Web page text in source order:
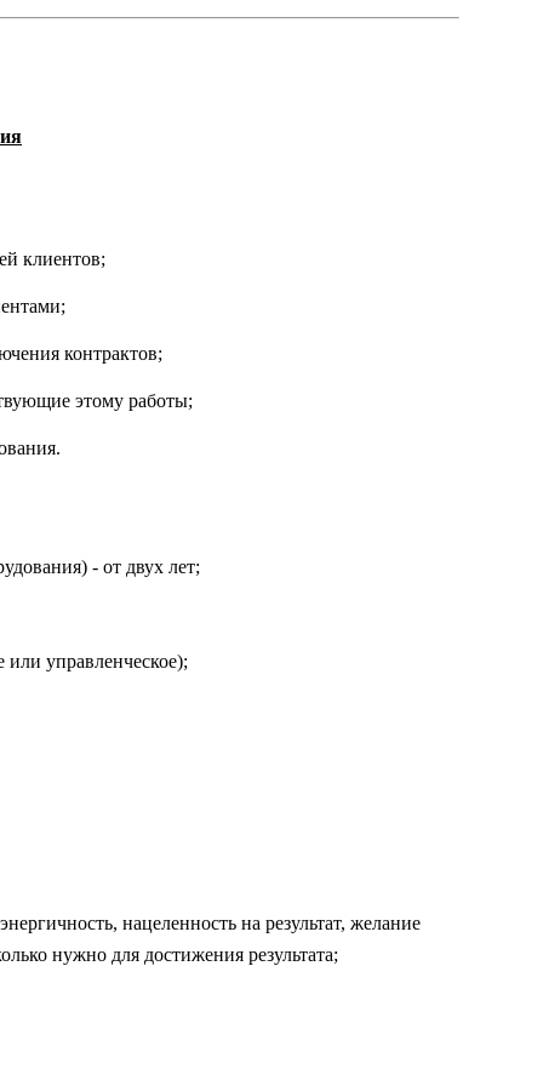
клиентов;
контрактов;
этому работы;
- от двух лет;
или управленческое);
нацеленность на результат, желание
нужно для достижения результата;